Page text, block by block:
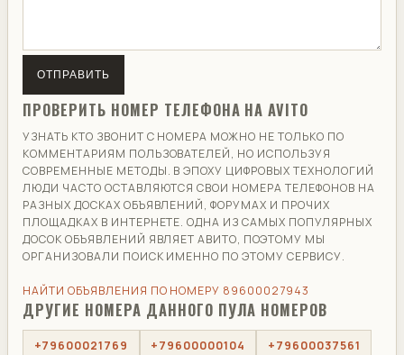
ОТПРАВИТЬ
ПРОВЕРИТЬ НОМЕР ТЕЛЕФОНА НА AVITO
УЗНАТЬ КТО ЗВОНИТ С НОМЕРА МОЖНО НЕ ТОЛЬКО ПО
КОММЕНТАРИЯМ ПОЛЬЗОВАТЕЛЕЙ, НО ИСПОЛЬЗУЯ
СОВРЕМЕННЫЕ МЕТОДЫ. В ЭПОХУ ЦИФРОВЫХ ТЕХНОЛОГИЙ
ЛЮДИ ЧАСТО ОСТАВЛЯЮТСЯ СВОИ НОМЕРА ТЕЛЕФОНОВ НА
РАЗНЫХ ДОСКАХ ОБЪЯВЛЕНИЙ, ФОРУМАХ И ПРОЧИХ
ПЛОЩАДКАХ В ИНТЕРНЕТЕ. ОДНА ИЗ САМЫХ ПОПУЛЯРНЫХ
ДОСОК ОБЪЯВЛЕНИЙ ЯВЛЯЕТ АВИТО, ПОЭТОМУ МЫ
ОРГАНИЗОВАЛИ ПОИСК ИМЕННО ПО ЭТОМУ СЕРВИСУ.
НАЙТИ ОБЪЯВЛЕНИЯ ПО НОМЕРУ 89600027943
ДРУГИЕ НОМЕРА ДАННОГО ПУЛА НОМЕРОВ
+79600021769 +79600000104 +79600037561